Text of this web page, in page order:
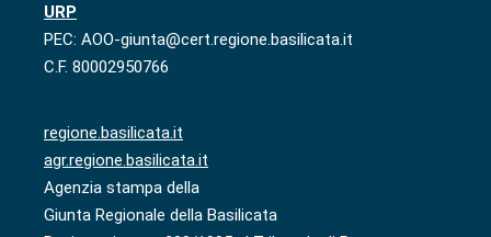
URP
PEC: AOO-giunta@cert.regione.basilicata.it
C.F. 80002950766
regione.basilicata.it
agr.regione.basilicata.it
Agenzia stampa della
Giunta Regionale della Basilicata